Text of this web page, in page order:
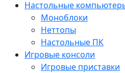
Настольные
Моноблоки
Неттопы
Настольные ПК
Игровые консоли
Игровые приставки